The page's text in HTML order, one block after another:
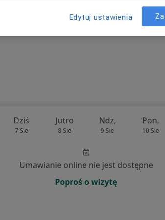
Dziś
7 Sie
Jutro
8 Sie
Ndz,
9 Sie
Pon,
10 Sie
Umawianie online nie jest dostępne
Poproś o wizytę
Edytuj ustawienia